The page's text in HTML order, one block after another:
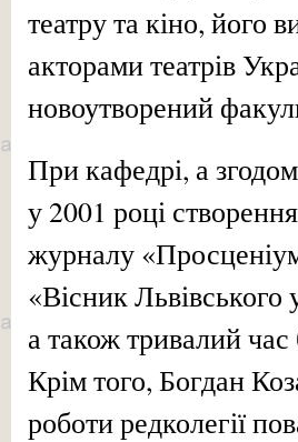
театру та кіно, його
акторами театрів
новоутворений
При кафедрі, а
у 2001 році
журналу
«Вісник Львівського
а також тривалий
Крім того, Богдан
роботи редколегії